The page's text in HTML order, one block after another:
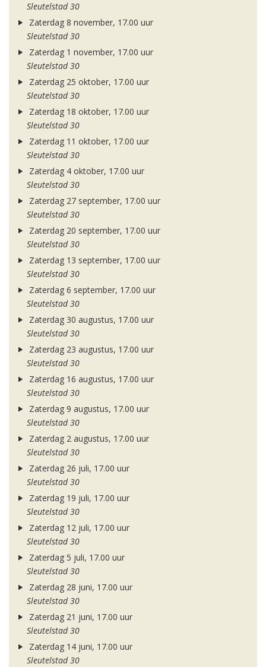
Sleutelstad 30
Zaterdag 8 november, 17.00 uur
Sleutelstad 30
Zaterdag 1 november, 17.00 uur
Sleutelstad 30
Zaterdag 25 oktober, 17.00 uur
Sleutelstad 30
Zaterdag 18 oktober, 17.00 uur
Sleutelstad 30
Zaterdag 11 oktober, 17.00 uur
Sleutelstad 30
Zaterdag 4 oktober, 17.00 uur
Sleutelstad 30
Zaterdag 27 september, 17.00 uur
Sleutelstad 30
Zaterdag 20 september, 17.00 uur
Sleutelstad 30
Zaterdag 13 september, 17.00 uur
Sleutelstad 30
Zaterdag 6 september, 17.00 uur
Sleutelstad 30
Zaterdag 30 augustus, 17.00 uur
Sleutelstad 30
Zaterdag 23 augustus, 17.00 uur
Sleutelstad 30
Zaterdag 16 augustus, 17.00 uur
Sleutelstad 30
Zaterdag 9 augustus, 17.00 uur
Sleutelstad 30
Zaterdag 2 augustus, 17.00 uur
Sleutelstad 30
Zaterdag 26 juli, 17.00 uur
Sleutelstad 30
Zaterdag 19 juli, 17.00 uur
Sleutelstad 30
Zaterdag 12 juli, 17.00 uur
Sleutelstad 30
Zaterdag 5 juli, 17.00 uur
Sleutelstad 30
Zaterdag 28 juni, 17.00 uur
Sleutelstad 30
Zaterdag 21 juni, 17.00 uur
Sleutelstad 30
Zaterdag 14 juni, 17.00 uur
Sleutelstad 30